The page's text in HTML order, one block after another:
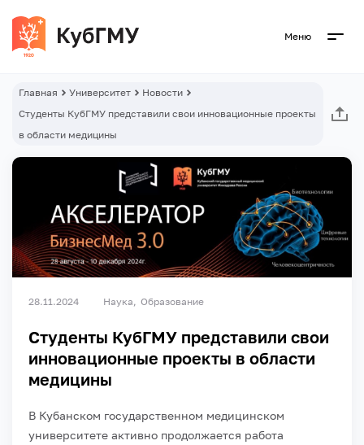
Меню
Главная Университет
Новости
Студенты КубГМУ представили свои инновационные проекты
в области медицины
28.11.2024 Наука Образование
Студенты КубГМУ представили свои
инновационные проекты в области
медицины
В Кубанском государственном медицинском
университете активно продолжается работа